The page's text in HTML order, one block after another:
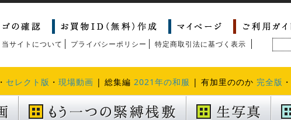
当サイトについて プライバシーポリシー 特定商取引法に基づく表示
・ セレクト版 ・ 現場動画 | 総集編 2021年の和服 | 有加里ののか 完全版 ・